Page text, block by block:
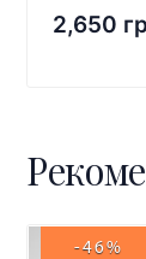
2,650
-46%